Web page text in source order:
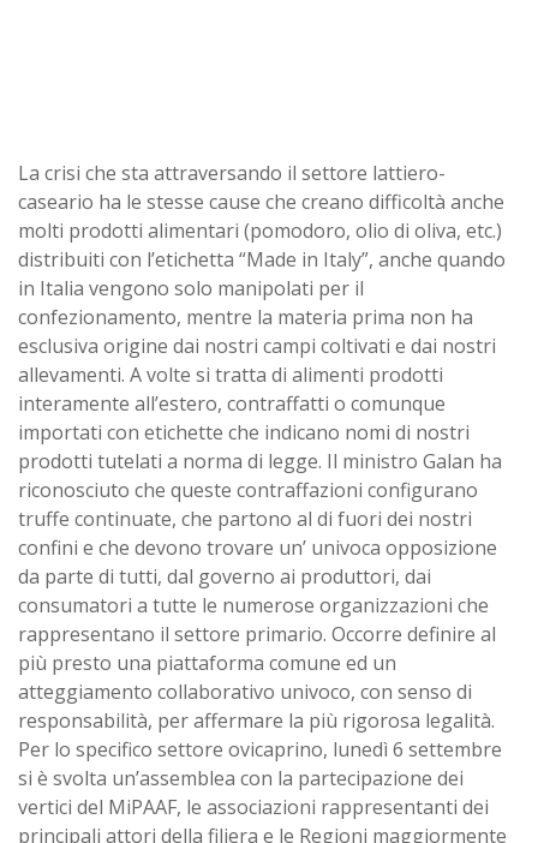
La crisi che sta attraversando il settore lattiero-
caseario ha le stesse cause che creano difficoltà anche
molti prodotti alimentari (pomodoro, olio di oliva, etc.)
distribuiti con l’etichetta “Made in Italy”, anche quando
in Italia vengono solo manipolati per il
confezionamento, mentre la materia prima non ha
esclusiva origine dai nostri campi coltivati e dai nostri
allevamenti. A volte si tratta di alimenti prodotti
interamente all’estero, contraffatti o comunque
importati con etichette che indicano nomi di nostri
prodotti tutelati a norma di legge. Il ministro Galan ha
riconosciuto che queste contraffazioni configurano
truffe continuate, che partono al di fuori dei nostri
confini e che devono trovare un’ univoca opposizione
da parte di tutti, dal governo ai produttori, dai
consumatori a tutte le numerose organizzazioni che
rappresentano il settore primario. Occorre definire al
più presto una piattaforma comune ed un
atteggiamento collaborativo univoco, con senso di
responsabilità, per affermare la più rigorosa legalità.
Per lo specifico settore ovicaprino, lunedì 6 settembre
si è svolta un’assemblea con la partecipazione dei
vertici del MiPAAF, le associazioni rappresentanti dei
principali attori della filiera e le Regioni maggiormente